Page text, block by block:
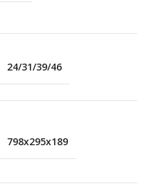
24/31/39/46
798x295x189